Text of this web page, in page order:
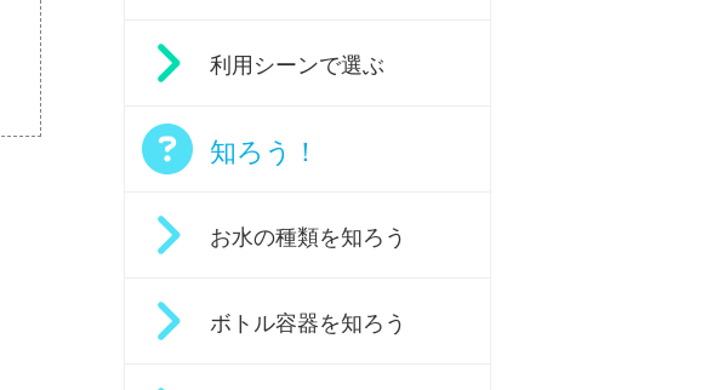
利用シーンで選ぶ
知ろう！
お水の種類を知ろう
ボトル容器を知ろう